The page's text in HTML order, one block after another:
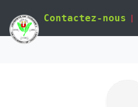
Contactez-nous |